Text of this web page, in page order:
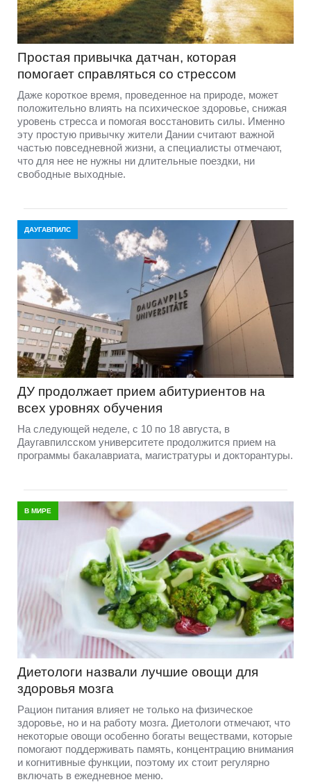
Простая привычка датчан, которая
помогает справляться со стрессом
Даже короткое время, проведенное на природе, может
положительно влиять на психическое здоровье, снижая
уровень стресса и помогая восстановить силы. Именно
эту простую привычку жители Дании считают важной
частью повседневной жизни, а специалисты отмечают,
что для нее не нужны ни длительные поездки, ни
свободные выходные.
ДАУГАВПИЛС
ДУ продолжает прием абитуриентов на
всех уровнях обучения
На следующей неделе, с 10 по 18 августа, в
Даугавпилсском университете продолжится прием на
программы бакалавриата, магистратуры и докторантуры.
В МИРЕ
Диетологи назвали лучшие овощи для
здоровья мозга
Рацион питания влияет не только на физическое
здоровье, но и на работу мозга. Диетологи отмечают, что
некоторые овощи особенно богаты веществами, которые
помогают поддерживать память, концентрацию внимания
и когнитивные функции, поэтому их стоит регулярно
включать в ежедневное меню.